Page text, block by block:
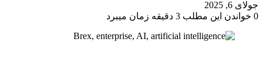
جولای 6, 2025
0 خواندن این مطلب 3 دقیقه زمان میبرد